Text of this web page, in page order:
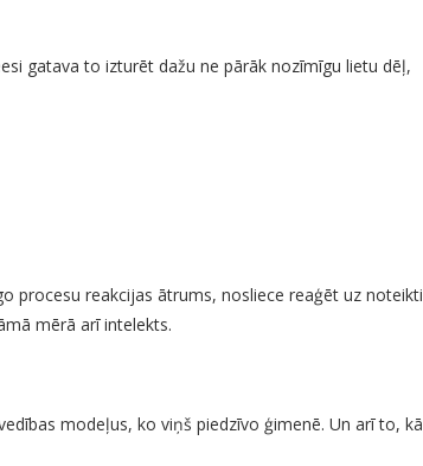
gatava to izturēt dažu ne pārāk nozīmīgu lietu dēļ,
procesu reakcijas ātrums, nosliece reaģēt uz
mērā arī intelekts.
modeļus, ko viņš piedzīvo ģimenē. Un arī to, kā